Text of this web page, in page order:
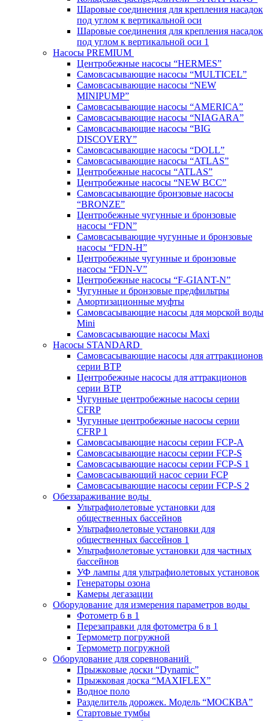
Шаровые соединения для крепления насадок
под углом к вертикальной оси
Шаровые соединения для крепления насадок
под углом к вертикальной оси 1
Насосы PREMIUM
Центробежные насосы “HERMES”
Самовсасывающие насосы “MULTICEL”
Самовсасывающие насосы “NEW
MINIPUMP”
Самовсасывающие насосы “AMERICA”
Самовсасывающие насосы “NIAGARA”
Самовсасывающие насосы “BIG
DISCOVERY”
Самовсасывающие насосы “DOLL”
Самовсасывающие насосы “ATLAS”
Центробежные насосы “ATLAS”
Центробежные насосы “NEW BCC”
Самовсасывающие бронзовые насосы
“BRONZE”
Центробежные чугунные и бронзовые
насосы “FDN”
Самовсасывающие чугунные и бронзовые
насосы “FDN-Н”
Центробежные чугунные и бронзовые
насосы “FDN-V”
Центробежные насосы “F-GIANT-N”
Чугунные и бронзовые предфильтры
Амортизационные муфты
Самовсасывающие насосы для морской воды
Mini
Самовсасывающие насосы Maxi
Насосы STANDARD
Самовсасывающие насосы для аттракционов
серии BTP
Центробежные насосы для аттракционов
серии BTP
Чугунные центробежные насосы серии
CFRP
Чугунные центробежные насосы серии
CFRP 1
Самовсасывающие насосы серии FCP-A
Самовсасывающие насосы серии FCP-S
Самовсасывающие насосы серии FCP-S 1
Самовсасывающий насос серии FCP
Самовсасывающие насосы серии FCP-S 2
Обеззараживание воды
Ультрафиолетовые установки для
общественных бассейнов
Ультрафиолетовые установки для
общественных бассейнов 1
Ультрафиолетовые установки для частных
бассейнов
УФ лампы для ультрафиолетовых установок
Генераторы озона
Камеры дегазации
Оборудование для измерения параметров воды
Фотометр 6 в 1
Перезаправки для фотометра 6 в 1
Термометр погружной
Термометр погружной
Оборудование для соревнований
Прыжковые доски “Dynamic”
Прыжковая доска “MAXIFLEX”
Водное поло
Разделитель дорожек. Модель “МОСКВА”
Стартовые тумбы